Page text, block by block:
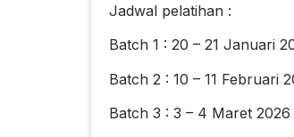
Jadwal pelatihan :
Batch 1 : 20 – 21 Januari
Batch 2 : 10 – 11 Februari
Batch 3 : 3 – 4 Maret 2026